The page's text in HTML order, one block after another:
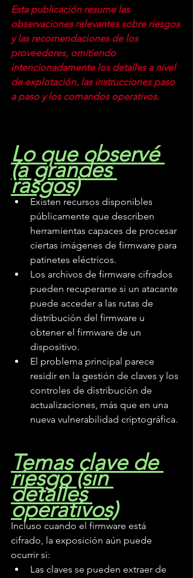
Esta publicación resume las
observaciones relevantes sobre riesgos
y las recomendaciones de los
proveedores, omitiendo
intencionadamente los detalles a nivel
de explotación, las instrucciones paso
a paso y los comandos operativos.
Lo que observé
(a grandes
rasgos)
Existen recursos disponibles
públicamente que describen
herramientas capaces de procesar
ciertas imágenes de firmware para
patinetes eléctricos.
Los archivos de firmware cifrados
pueden recuperarse si un atacante
puede acceder a las rutas de
distribución del firmware u
obtener el firmware de un
dispositivo.
El problema principal parece
residir en la gestión de claves y los
controles de distribución de
actualizaciones, más que en una
nueva vulnerabilidad criptográfica.
Temas clave de
riesgo (sin
detalles
operativos)
Incluso cuando el firmware está
cifrado, la exposición aún puede
ocurrir si:
Las claves se pueden extraer de